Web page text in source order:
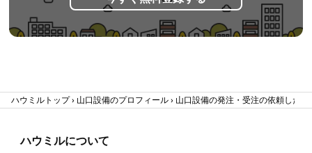
ハウミルトップ 山口設備のプロフィール 山口設備の発注・受注の依頼した
ハウミルについて